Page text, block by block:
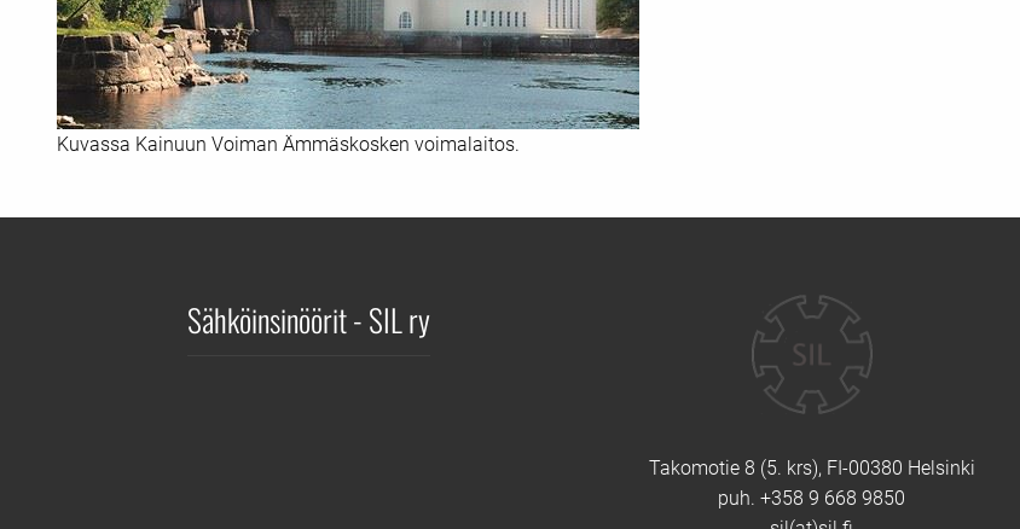
Kuvassa Kainuun Voiman Ämmäskosken voimalaitos.
Sähköinsinöörit - SIL ry
Takomotie 8 (5. krs), FI-00380 Helsinki
puh. +358 9 668 9850